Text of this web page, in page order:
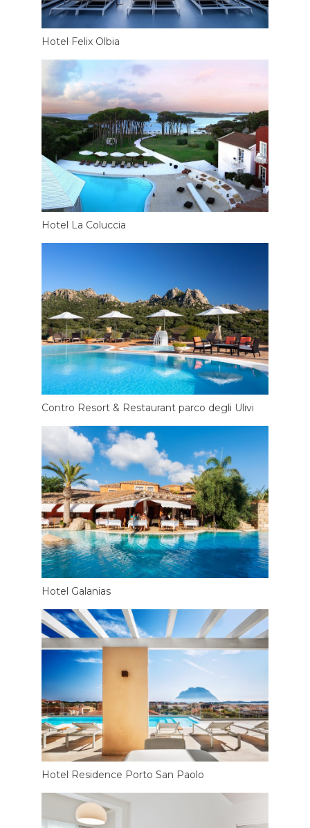
Hotel Felix Olbia
Hotel La Coluccia
Contro Resort & Restaurant parco degli Ulivi
Hotel Galanias
Hotel Residence Porto San Paolo